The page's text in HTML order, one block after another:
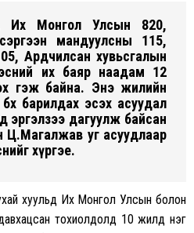
Их Монгол Улсын 820,
мандуулсны 115,
Ардчилсан хувьсгалын
их баяр наадам 12
гэж байна. Энэ жилийн
барилдах эсэх асуудал
эргэлзээ дагуулж байсан
Ц.Магалжав уг асуудлаар
хүргэе.
хуульд Их Монгол Улсын болон
тохиолдолд 10 жилд нэг